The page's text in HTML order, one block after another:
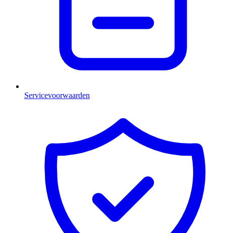
Servicevoorwaarden